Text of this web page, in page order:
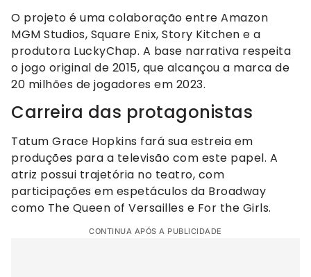
O projeto é uma colaboração entre Amazon
MGM Studios, Square Enix, Story Kitchen e a
produtora LuckyChap. A base narrativa respeita
o jogo original de 2015, que alcançou a marca de
20 milhões de jogadores em 2023.
Carreira das protagonistas
Tatum Grace Hopkins fará sua estreia em
produções para a televisão com este papel. A
atriz possui trajetória no teatro, com
participações em espetáculos da Broadway
como The Queen of Versailles e For the Girls.
CONTINUA APÓS A PUBLICIDADE